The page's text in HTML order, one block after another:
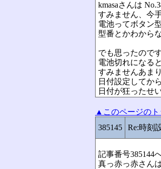
kmasaさんは
すみません、今
電池ってボタン
型番とかわから
でも思ったので
電池切れになる
すみませんあま
日付設定してか
日付が狂ったせ
▲このページのト
385145
Re:時刻
記事番号385144
真っ赤っ赤さん